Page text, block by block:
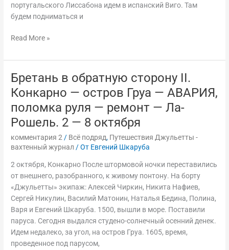
португальского Лиссабона идем в испанский Виго. Там
будем подниматься и
Read More »
Бретань в обратную сторону II.
Конкарно — остров Груа — АВАРИЯ,
поломка руля — ремонт — Ла-
Рошель. 2 — 8 октября
комментария 2 / Всё подряд, Путешествия Джульетты -
вахтенный журнал / От Евгений Шкаруба
2 октября, Конкарно После штормовой ночки переставились
от внешнего, разобранного, к живому понтону. На борту
«Джульетты» экипаж: Алексей Чиркин, Никита Нафиев,
Сергей Никулин, Василий Матонин, Наталья Бедина, Полина,
Варя и Евгений Шкаруба. 1500, вышли в море. Поставили
паруса. Сегодня выдался студено-солнечный осенний денек.
Идем недалеко, за угол, на остров Груа. 1605, время,
проведенное под парусом,
Бретань
в
обратную
сторону
II.
Груа
—
АВАРИЯ,
поломка
руля
—
ремонт
—